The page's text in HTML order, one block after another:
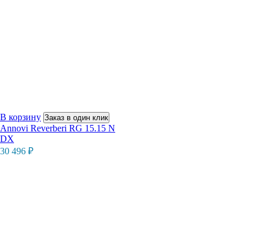
В корзину Заказ в один клик
Annovi Reverberi RG 15.15 N
DX
30 496 ₽